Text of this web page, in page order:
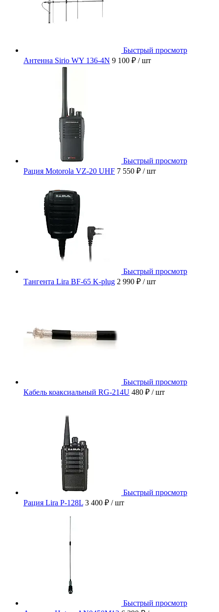
Быстрый просмотр
Антенна Sirio WY 136-4N 9 100 ₽ / шт
Быстрый просмотр
Рация Motorola VZ-20 UHF 7 550 ₽ / шт
Быстрый просмотр
Тангента Lira BF-65 K-plug 2 990 ₽ / шт
Быстрый просмотр
Кабель коаксиальный RG-214U 480 ₽ / шт
Быстрый просмотр
Рация Lira P-128L 3 400 ₽ / шт
Быстрый просмотр